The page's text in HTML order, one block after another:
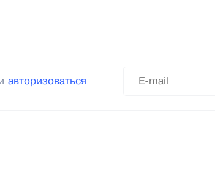
авторизоваться